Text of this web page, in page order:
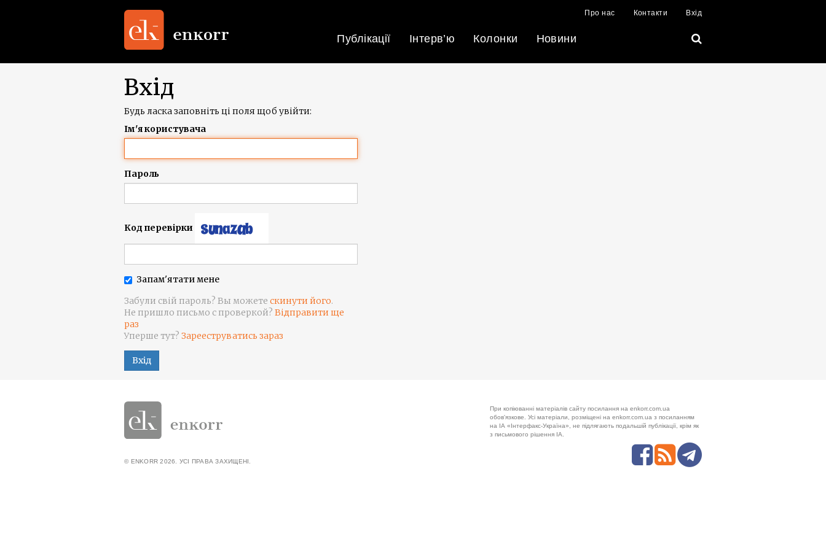
Про нас Контакти Вхід
Публікації Інтерв’ю Колонки Новини
Вхід
Будь ласка заповніть ці поля щоб увійти:
Ім'я користувача
Пароль
Код перевірки
Запам'ятати мене
Забули свій пароль? Вы можете скинути його.
Не пришло письмо с проверкой? Відправити ще
раз
Уперше тут? Зарееструватись зараз
Вхід
При копіюванні матеріалів сайту посилання на enkorr.com.ua
обов'язкове. Усі матеріали, розміщені на enkorr.com.ua з посиланням
на ІА «Інтерфакс-Україна», не підлягають подальшій публікації, крім як
з письмового рішення ІА.
© ENKORR 2026. УСІ ПРАВА ЗАХИЩЕНІ.